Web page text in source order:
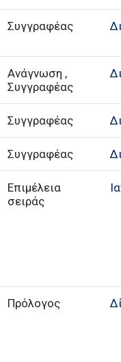
Συγγραφέας
Ανάγνωση ,
Συγγραφέας
Συγγραφέας
Συγγραφέας
Επιμέλεια
σειράς
Πρόλογος